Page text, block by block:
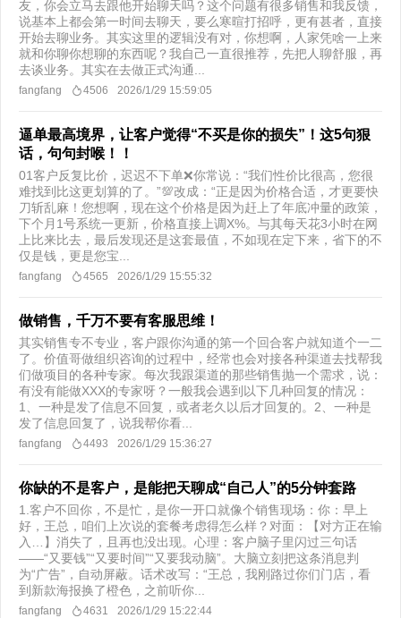
友，你会立马去跟他开始聊天吗？这个问题有很多销售和我反馈，
说基本上都会第一时间去聊天，要么寒暄打招呼，更有甚者，直接
开始去聊业务。其实这里的逻辑没有对，你想啊，人家凭啥一上来
就和你聊你想聊的东西呢？我自己一直很推荐，先把人聊舒服，再
去谈业务。其实在去做正式沟通...
fangfang 4506 2026/1/29 15:59:05
逼单最高境界，让客户觉得“不买是你的损失”！这5句狠
话，句句封喉！！
​ 01客户反复比价，迟迟不下单❌你常说：“我们性价比很高，您很
难找到比这更划算的了。”💯改成：“正是因为价格合适，才更要快
刀斩乱麻！您想啊，现在这个价格是因为赶上了年底冲量的政策，
下个月1号系统一更新，价格直接上调X%。与其每天花3小时在网
上比来比去，最后发现还是这套最值，不如现在定下来，省下的不
仅是钱，更是您宝...
fangfang 4565 2026/1/29 15:55:32
做销售，千万不要有客服思维！
其实销售专不专业，客户跟你沟通的第一个回合客户就知道个一二
了。价值哥做组织咨询的过程中，经常也会对接各种渠道去找帮我
们做项目的各种专家。每次我跟渠道的那些销售抛一个需求，说：
有没有能做XXX的专家呀？一般我会遇到以下几种回复的情况：
1、一种是发了信息不回复，或者老久以后才回复的。2、一种是
发了信息回复了，说我帮你看...
fangfang 4493 2026/1/29 15:36:27
你缺的不是客户，是能把天聊成“自己人”的5分钟套路
1.客户不回你，不是忙，是你一开口就像个销售现场：你：早上
好，王总，咱们上次说的套餐考虑得怎么样？对面：【对方正在输
入…】消失了，且再也没出现。心理：客户脑子里闪过三句话
——“又要钱”“又要时间”“又要我动脑”。大脑立刻把这条消息判
为“广告”，自动屏蔽。话术改写：“王总，我刚路过你们门店，看
到新款海报换了橙色，之前听你...
fangfang 4631 2026/1/29 15:22:44